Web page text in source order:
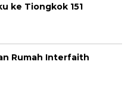
ke Tiongkok 151
Rumah Interfaith